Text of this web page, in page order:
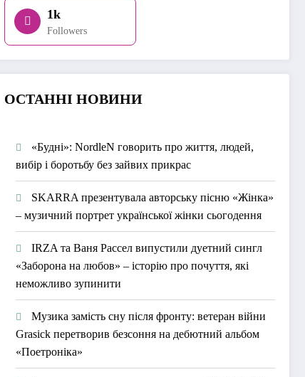
1k
Followers
ОСТАННІ НОВИНИ
«Будні»: NordleN говорить про життя, людей,
вибір і боротьбу без зайвих прикрас
SKARRA презентувала авторську пісню «Жінка»
– музичний портрет української жінки сьогодення
IRZA та Ваня Рассел випустили дуетний сингл
«Заборона на любов» – історію про почуття, які
неможливо зупинити
Музика замість сну після фронту: ветеран війни
Grasick перетворив безсоння на дебютний альбом
«Поетроніка»